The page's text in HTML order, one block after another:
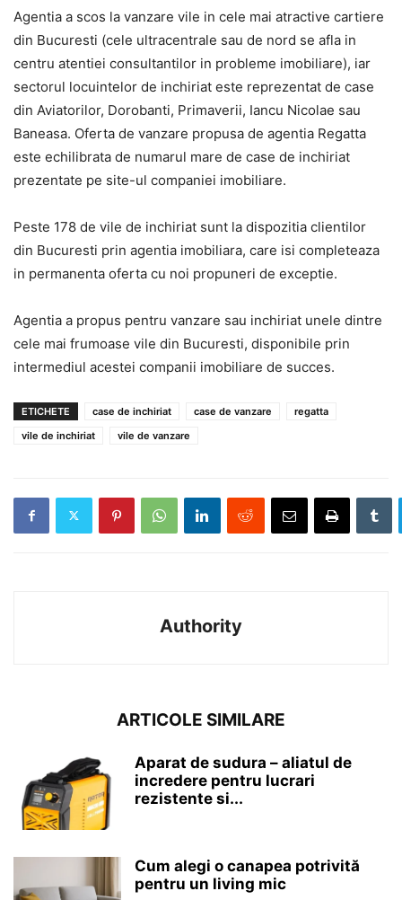
Agentia a scos la vanzare vile in cele mai atractive cartiere
din Bucuresti (cele ultracentrale sau de nord se afla in
centru atentiei consultantilor in probleme imobiliare), iar
sectorul locuintelor de inchiriat este reprezentat de case
din Aviatorilor, Dorobanti, Primaverii, Iancu Nicolae sau
Baneasa. Oferta de vanzare propusa de agentia Regatta
este echilibrata de numarul mare de case de inchiriat
prezentate pe site-ul companiei imobiliare.
Peste 178 de vile de inchiriat sunt la dispozitia clientilor
din Bucuresti prin agentia imobiliara, care isi completeaza
in permanenta oferta cu noi propuneri de exceptie.
Agentia a propus pentru vanzare sau inchiriat unele dintre
cele mai frumoase vile din Bucuresti, disponibile prin
intermediul acestei companii imobiliare de succes.
ETICHETE case de inchiriat case de vanzare
regatta
vile de inchiriat
vile de vanzare
Authority
ARTICOLE SIMILARE
Aparat de sudura – aliatul de
incredere pentru lucrari
rezistente si...
Cum alegi o canapea potrivită
pentru un living mic